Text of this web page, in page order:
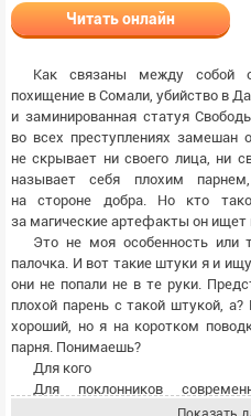
Читать онлайн
Как связаны между собой
похищение в Сомали, убийство в
и заминированная статуя
во всех преступлениях замешан
не скрывает ни своего лица, ни
называет себя плохим
на стороне добра. Но кто
за магические артефакты он ищет
Это не моя особенность или
палочка. И вот такие штуки я и
они не попали не в те руки.
плохой парень с такой штукой,
хороший, но я на коротком
парня. Понимаешь?
Для кого
Для поклонников
авантюрного романа,